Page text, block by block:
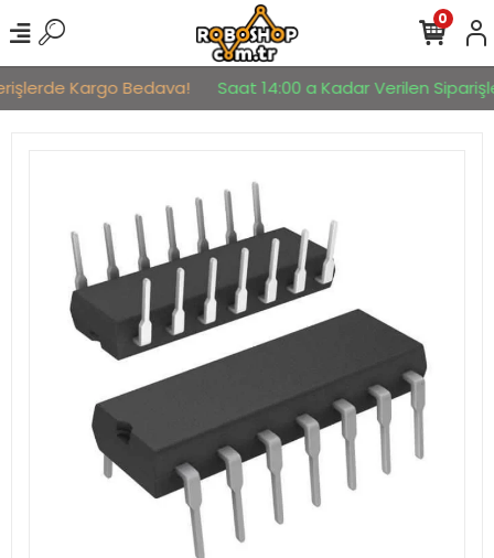
Kargo Bedava! Saat 14:00 a Kadar Verilen
0